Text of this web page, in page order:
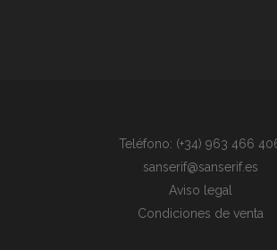
Teléfono: (+34) 963 466
sanserif@sanserif.es
Aviso legal
Condiciones de venta